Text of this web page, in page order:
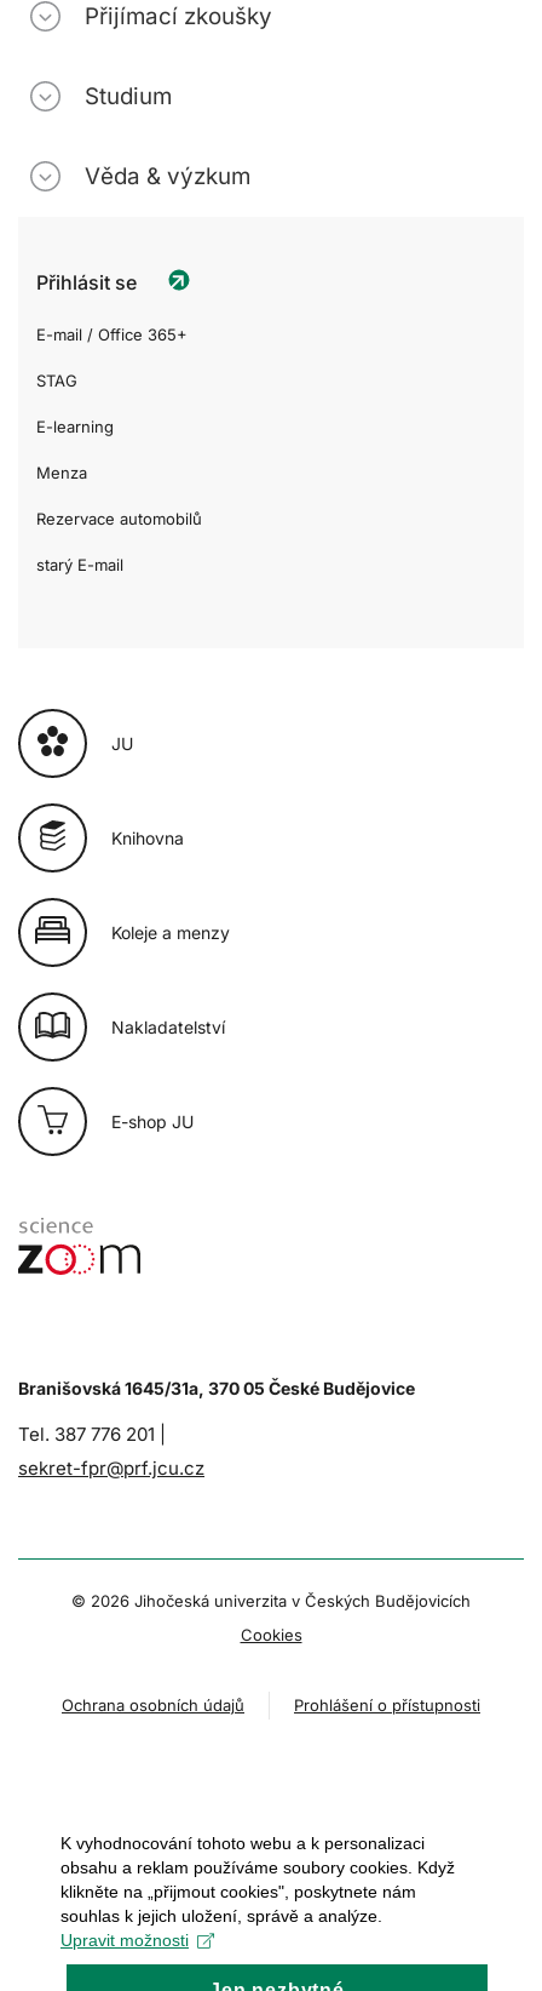
Přijímací zkoušky
Studium
Věda & výzkum
Přihlásit se
E-mail / Office 365+
STAG
E-learning
Menza
Rezervace automobilů
starý E-mail
JU
Knihovna
Koleje a menzy
Nakladatelství
E-shop JU
Branišovská 1645/31a, 370 05 České Budějovice
Tel. 387 776 201 |
sekret-fpr@prf.jcu.cz
© 2026 Jihočeská univerzita v Českých Budějovicích
Cookies
Ochrana osobních údajů Prohlášení o přístupnosti
K vyhodnocování tohoto webu a k personalizaci
obsahu a reklam používáme soubory cookies. Když
klikněte na „přijmout cookies", poskytnete nám
souhlas k jejich uložení, správě a analýze.
Upravit možnosti